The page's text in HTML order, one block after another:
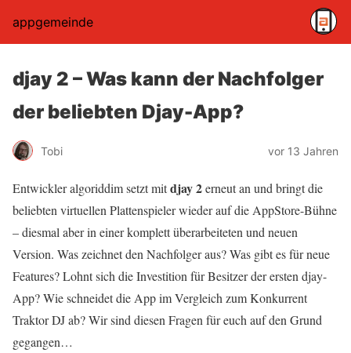
appgemeinde
djay 2 – Was kann der Nachfolger
der beliebten Djay-App?
Tobi vor 13 Jahren
Entwickler algoriddim setzt mitdjay 2erneut an und bringt die
beliebten virtuellen Plattenspieler wieder auf die AppStore-Bühne
– diesmal aber in einer komplett überarbeiteten und neuen
Version. Was zeichnet den Nachfolger aus? Was gibt es für neue
Features? Lohnt sich die Investition für Besitzer der ersten djay-
App? Wie schneidet die App im Vergleich zum Konkurrent
Traktor DJ ab? Wir sind diesen Fragen für euch auf den Grund
gegangen…